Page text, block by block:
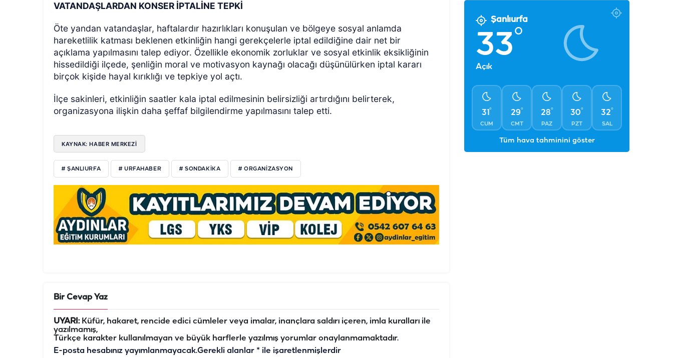
VATANDAŞLARDAN KONSER İPTALİNE TEPKİ
Öte yandan vatandaşlar, haftalardır hazırlıkları konuşulan ve bölgeye sosyal anlamda
hareketlilik katması beklenen etkinliğin hangi gerekçelerle iptal edildiğine dair net bir
açıklama yapılmasını talep ediyor. Özellikle ekonomik zorluklar ve sosyal etkinlik eksikliğinin
hissedildiği ilçede, şenliğin moral ve motivasyon kaynağı olacağı düşünülürken iptal kararı
birçok kişide hayal kırıklığı ve tepkiye yol açtı.
İlçe sakinleri, etkinliğin saatler kala iptal edilmesinin belirsizliği artırdığını belirterek,
organizasyona ilişkin daha şeffaf bilgilendirme yapılmasını talep etti.
KAYNAK: HABER MERKEZI
# ŞANLIURFA # URFAHABER # SONDAKİKA # ORGANİZASYON
Bir Cevap Yaz
UYARI:Küfür, hakaret, rencide edici cümleler veya imalar, inançlara saldırı içeren, imla kuralları ile
yazılmamış,
Türkçe karakter kullanılmayan ve büyük harflerle yazılmış yorumlar onaylanmamaktadır.
E-posta hesabınız yayımlanmayacak.Gerekli alanlar * ile işaretlenmişlerdir
Şanlıurfa
33°
Açık
31°
CUM
29°
CMT
28°
PAZ
30°
PZT
32°
SAL
Tüm hava tahminini göster